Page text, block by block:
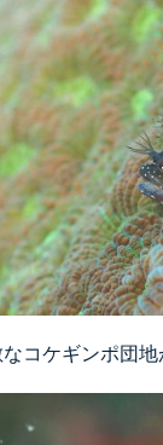
コケギンポ団